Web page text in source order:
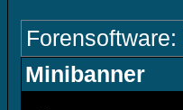
Forensoftware:
Minibanner